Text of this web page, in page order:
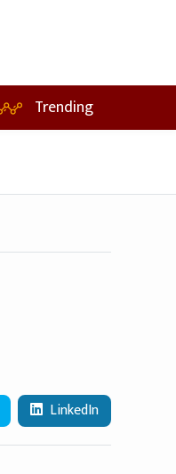
Trending
LinkedIn